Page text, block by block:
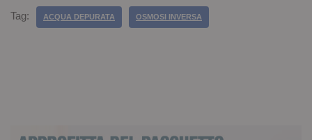
Tag: ACQUA DEPURATA OSMOSI INVERSA